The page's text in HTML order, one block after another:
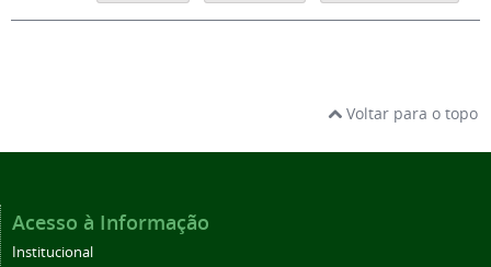
Voltar para o topo
Acesso à Informação
Institucional